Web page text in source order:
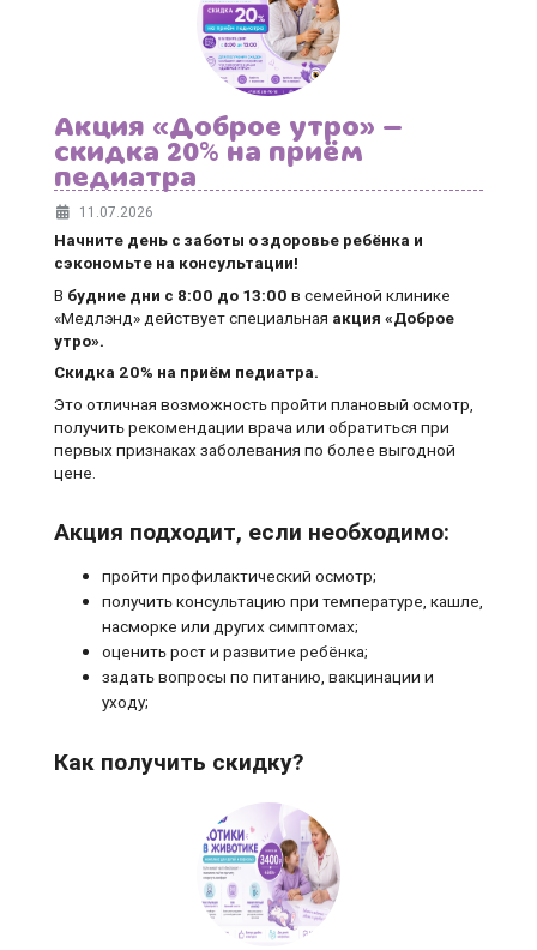
Акция «Доброе утро» —
скидка 20% на приём
педиатра
11.07.2026
Начните день с заботы о здоровье ребёнка и
сэкономьте на консультации!
В будние дни с 8:00 до 13:00 в семейной клинике
«Медлэнд» действует специальная акция «Доброе
утро».
Скидка 20% на приём педиатра.
Это отличная возможность пройти плановый осмотр,
получить рекомендации врача или обратиться при
первых признаках заболевания по более выгодной
цене.
Акция подходит, если необходимо:
пройти профилактический осмотр;
получить консультацию при температуре, кашле,
насморке или других симптомах;
оценить рост и развитие ребёнка;
задать вопросы по питанию, вакцинации и
уходу;
Как получить скидку?